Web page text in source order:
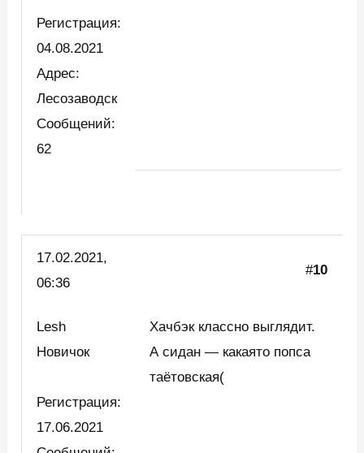
Регистрация:
04.08.2021
Адрес:
Лесозаводск
Сообщений:
62
17.02.2021,
06:36
#10
Lesh
Новичок
Регистрация:
17.06.2021
Хачбэк классно выглядит.
А сидан — какаято попса
таётовская(